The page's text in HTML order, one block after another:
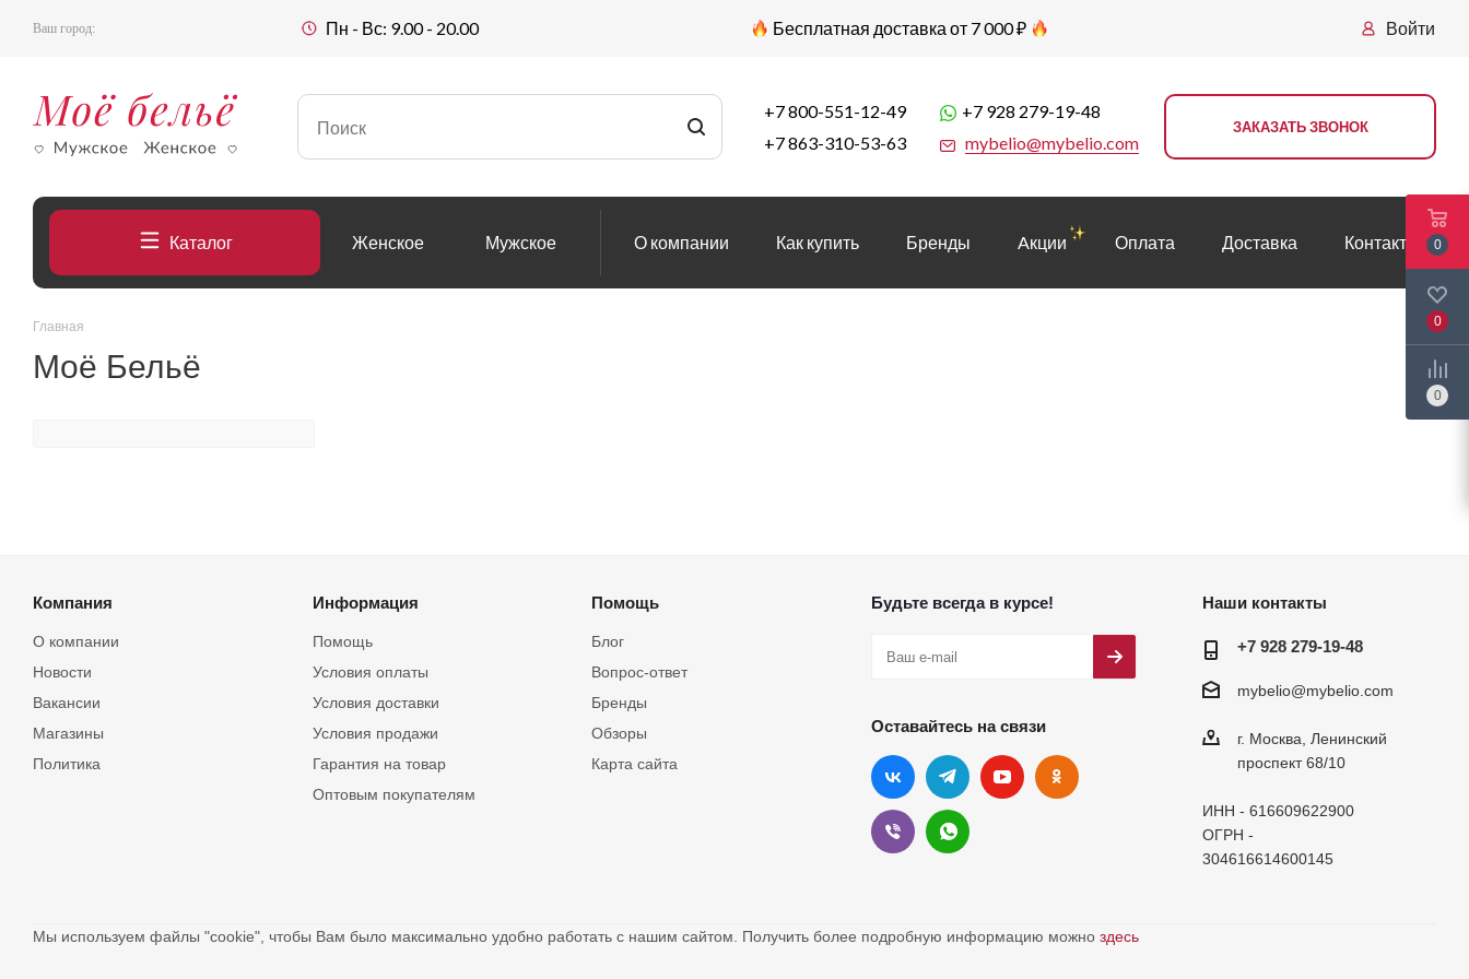
Ваш город: Пн - Вс: 9.00 - 20.00 Бесплатная доставка от 7 000 ₽ Войти
+7 800-551-12-49
+7 863-310-53-63
+7 928 279-19-48
mybelio@mybelio.com
ЗАКАЗАТЬ ЗВОНОК
Каталог Женское Мужское О компании Как купить Бренды Aкции Оплата Доставка Контакты
Главная
Моё Бельё
Компания
О компании
Новости
Вакансии
Магазины
Политика
Информация
Помощь
Условия оплаты
Условия доставки
Условия продажи
Гарантия на товар
Оптовым покупателям
Помощь
Блог
Вопрос-ответ
Бренды
Обзоры
Карта сайта
Будьте всегда в курсе!
Оставайтесь на связи
Наши контакты
+7 928 279-19-48
mybelio@mybelio.com
г. Москва, Ленинский
проспект 68/10
ИНН - 616609622900
ОГРН -
304616614600145
Мы используем файлы "cookie", чтобы Вам было максимально удобно работать с нашим сайтом. Получить более подробную информацию можно здесь
0
0
0